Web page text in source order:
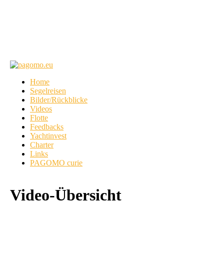
Home
Segelreisen
Bilder/Rückblicke
Videos
Flotte
Feedbacks
Yachtinvest
Charter
Links
PAGOMO curie
Video-Übersicht